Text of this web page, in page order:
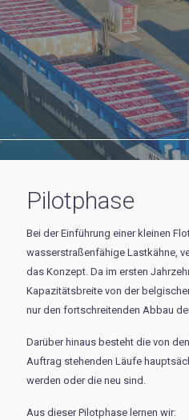
Pilotphase
Bei der Einführung einer kleinen
wasserstraßenfähige Lastkähne,
das Konzept. Da im ersten
Kapazitätsbreite von der
nur den fortschreitenden Abbau
Darüber hinaus besteht die von
Auftrag stehenden Läufe
werden oder die neu sind.
Aus dieser Pilotphase lernen wir: